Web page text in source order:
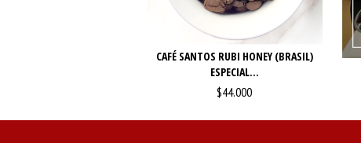
CAFÉ SANTOS RUBI HONEY (BRASIL)
ESPECIAL...
$44.000